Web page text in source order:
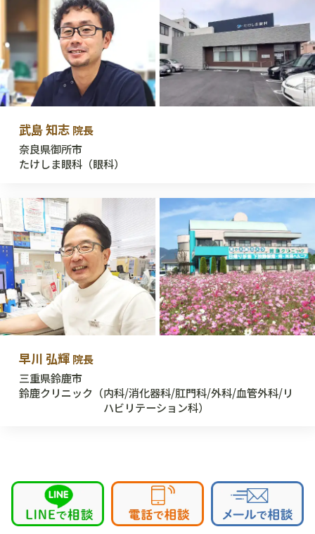
武島 知志 院長
奈良県御所市
たけしま眼科（眼科）
早川 弘輝 院長
三重県鈴鹿市
鈴鹿クリニック （内科/消化器科/肛門科/外科/血管外科/リ
ハビリテーション科）